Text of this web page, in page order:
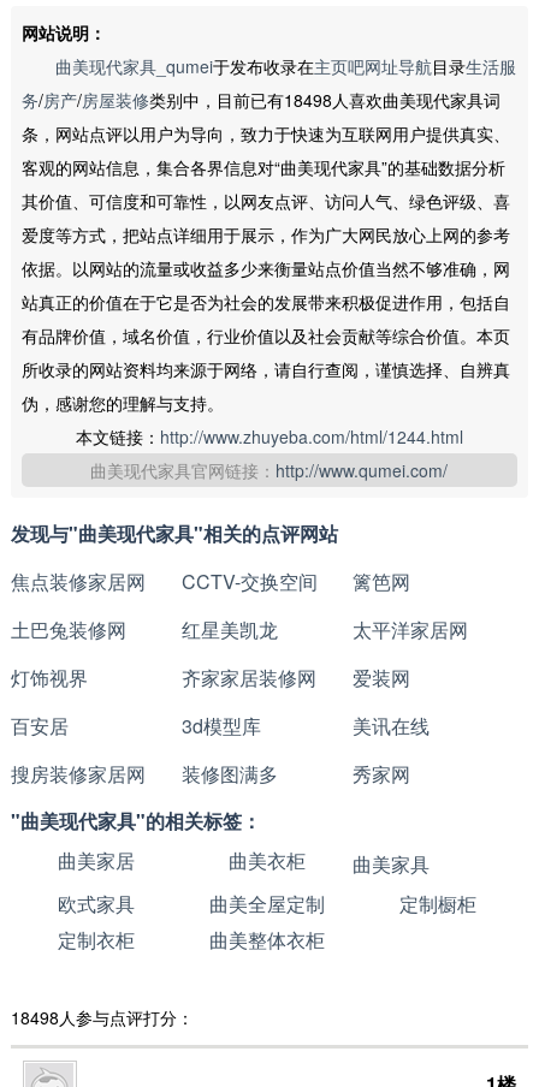
网站说明：
曲美现代家具_qumei于发布收录在主页吧网址导航目录生活服
务/房产/房屋装修类别中，目前已有18498人喜欢曲美现代家具词
条，网站点评以用户为导向，致力于快速为互联网用户提供真实、
客观的网站信息，集合各界信息对“曲美现代家具”的基础数据分析
其价值、可信度和可靠性，以网友点评、访问人气、绿色评级、喜
爱度等方式，把站点详细用于展示，作为广大网民放心上网的参考
依据。以网站的流量或收益多少来衡量站点价值当然不够准确，网
站真正的价值在于它是否为社会的发展带来积极促进作用，包括自
有品牌价值，域名价值，行业价值以及社会贡献等综合价值。本页
所收录的网站资料均来源于网络，请自行查阅，谨慎选择、自辨真
伪，感谢您的理解与支持。
本文链接： http://www.zhuyeba.com/html/1244.html
曲美现代家具官网链接： http://www.qumei.com/
发现与"曲美现代家具"相关的点评网站
焦点装修家居网
CCTV-交换空间
篱笆网
土巴兔装修网
红星美凯龙
太平洋家居网
灯饰视界
齐家家居装修网
爱装网
百安居
3d模型库
美讯在线
搜房装修家居网
装修图满多
秀家网
"曲美现代家具"的相关标签：
曲美家居
曲美衣柜
曲美家具
欧式家具
曲美全屋定制
定制橱柜
定制衣柜
曲美整体衣柜
18498人参与点评打分：